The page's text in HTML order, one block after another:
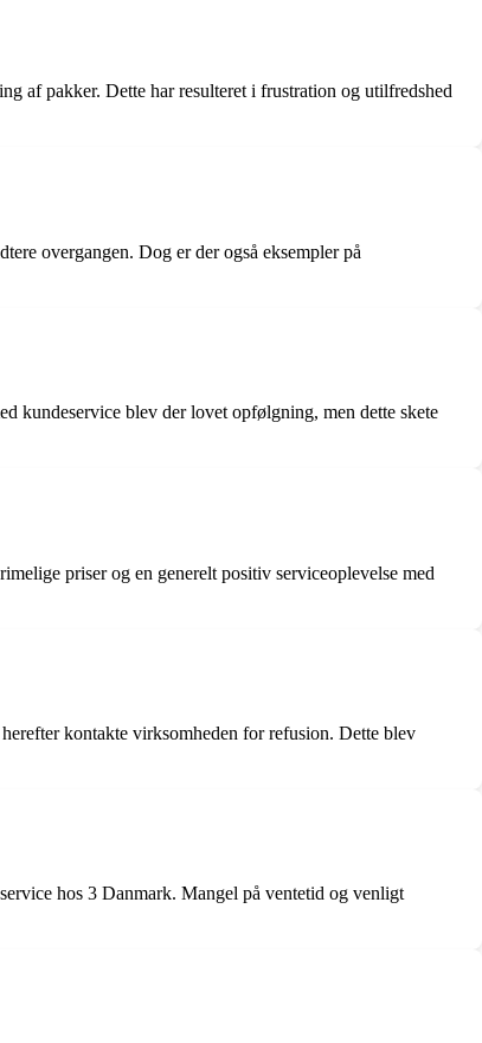
af pakker. Dette har resulteret i frustration og utilfredshed
overgangen. Dog er der også eksempler på
kundeservice blev der lovet opfølgning, men dette skete
priser og en generelt positiv serviceoplevelse med
kontakte virksomheden for refusion. Dette blev
hos 3 Danmark. Mangel på ventetid og venligt